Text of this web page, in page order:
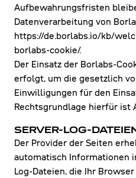
Aufbewahrungsfristen
Datenverarbeitung von
https://de.borlabs.io/kb/
borlabs-cookie/.
Der Einsatz der Borlabs-
erfolgt, um die gesetzlich
Einwilligungen für den
Rechtsgrundlage hierfür ist
SERVER-LOG-
Der Provider der Seiten
automatisch Informationen
Log-Dateien, die Ihr